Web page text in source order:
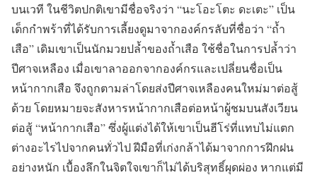
บนเวที ในชีวิตปกติเขามีชื่อจริงว่า “นะโอะโตะ ดะเตะ” เป็น
เด็กกำพร้าที่ได้รับการเลี้ยงดูมาจากองค์กรลับที่ชื่อว่า “ถ้ำ
เสือ” เดิมเขาเป็นนักมวยปล้ำของถ้ำเสือ ใช้ชื่อในการปล้ำว่า
ปีศาจเหลือง เมื่อเขาลาออกจากองค์กรและเปลี่ยนชื่อเป็น
หน้ากากเสือ จึงถูกตามล่าโดยส่งปีศาจเหลืองคนใหม่มาต่อสู้
ด้วย โดยหมายจะสังหารหน้ากากเสือต่อหน้าผู้ชมบนสังเวียน
ต่อสู้ “หน้ากากเสือ” ซึ่งผู้แต่งได้ให้เขาเป็นฮีโร่ที่แทบไม่แตก
ต่างอะไรไปจากคนทั่วไป ฝีมือที่เก่งกล้าได้มาจากการฝึกฝน
อย่างหนัก เบื้องลึกในจิตใจเขาก็ไม่ได้บริสุทธิ์ผุดผ่อง หากแต่มี